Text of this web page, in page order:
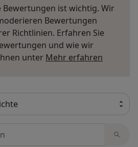
Bewertungen ist wichtig. Wir
Bewertungen
Richtlinien. Erfahren Sie
und wie wir
unter Mehr erfahren